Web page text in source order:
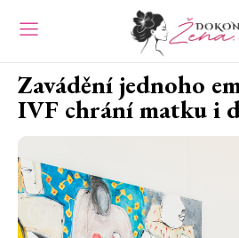
Zavádění jednoho
IVF chrání matku i